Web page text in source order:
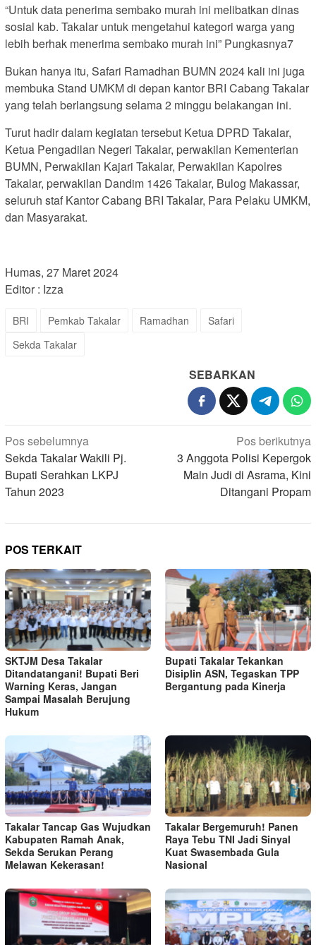
“Untuk data penerima sembako murah ini melibatkan dinas
sosial kab. Takalar untuk mengetahui kategori warga yang
lebih berhak menerima sembako murah ini” Pungkasnya7
Bukan hanya itu, Safari Ramadhan BUMN 2024 kali ini juga
membuka Stand UMKM di depan kantor BRI Cabang Takalar
yang telah berlangsung selama 2 minggu belakangan ini.
Turut hadir dalam kegiatan tersebut Ketua DPRD Takalar,
Ketua Pengadilan Negeri Takalar, perwakilan Kementerian
BUMN, Perwakilan Kajari Takalar, Perwakilan Kapolres
Takalar, perwakilan Dandim 1426 Takalar, Bulog Makassar,
seluruh staf Kantor Cabang BRI Takalar, Para Pelaku UMKM,
dan Masyarakat.
Humas, 27 Maret 2024
Editor : Izza
BRI Pemkab Takalar Ramadhan
Safari
Sekda Takalar
SEBARKAN
Navigasi
pos
Pos sebelumnya
Sekda Takalar Wakili Pj.
Bupati Serahkan LKPJ
Tahun 2023
Pos berikutnya
3 Anggota Polisi Kepergok
Main Judi di Asrama, Kini
Ditangani Propam
POS TERKAIT
SKTJM Desa Takalar
Ditandatangani! Bupati Beri
Warning Keras, Jangan
Sampai Masalah Berujung
Hukum
Bupati Takalar Tekankan
Disiplin ASN, Tegaskan TPP
Bergantung pada Kinerja
Takalar Tancap Gas Wujudkan
Kabupaten Ramah Anak,
Sekda Serukan Perang
Melawan Kekerasan!
Takalar Bergemuruh! Panen
Raya Tebu TNI Jadi Sinyal
Kuat Swasembada Gula
Nasional